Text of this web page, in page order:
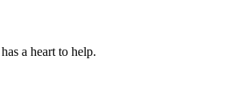
a heart to help.